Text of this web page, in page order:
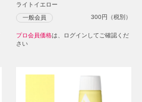
ライトイエロー
一般会員 300円（税別）
プロ会員価格は、ログインしてご確認くだ
さい